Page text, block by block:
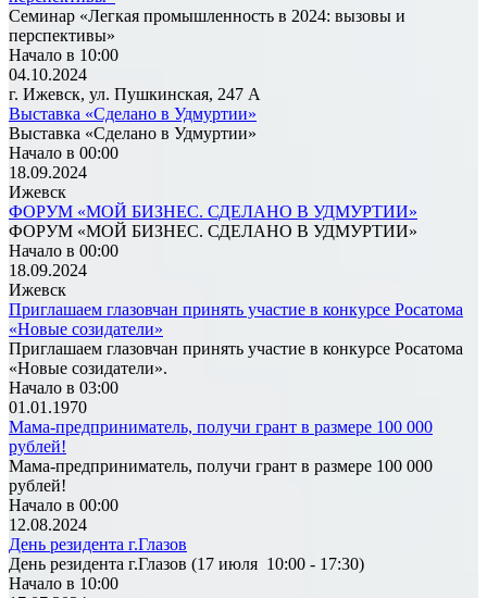
Семинар «Легкая промышленность в 2024: вызовы и
перспективы»
Начало в 10:00
04.10.2024
г. Ижевск, ул. Пушкинская, 247 А
Выставка «Сделано в Удмуртии»
Выставка «Сделано в Удмуртии»
Начало в 00:00
18.09.2024
Ижевск
ФОРУМ «МОЙ БИЗНЕС. СДЕЛАНО В УДМУРТИИ»
ФОРУМ «МОЙ БИЗНЕС. СДЕЛАНО В УДМУРТИИ»
Начало в 00:00
18.09.2024
Ижевск
Приглашаем глазовчан принять участие в конкурсе Росатома
«Новые созидатели»
Приглашаем глазовчан принять участие в конкурсе Росатома
«Новые созидатели».
Начало в 03:00
01.01.1970
Мама-предприниматель, получи грант в размере 100 000
рублей!
Мама-предприниматель, получи грант в размере 100 000
рублей!
Начало в 00:00
12.08.2024
День резидента г.Глазов
День резидента г.Глазов (17 июля 10:00 - 17:30)
Начало в 10:00